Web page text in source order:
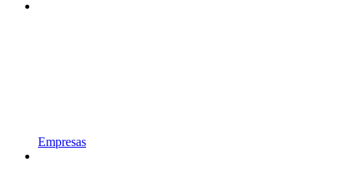
Empresas